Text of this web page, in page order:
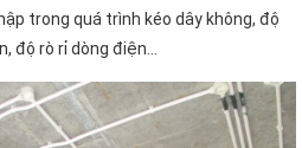
trong quá trình kéo dây không, độ
độ rò rỉ dòng điện…